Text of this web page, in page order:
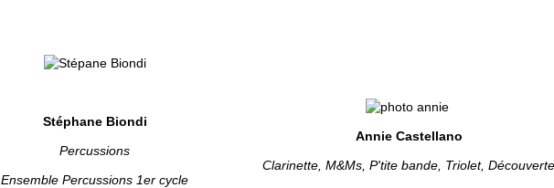
Stéphane Biondi
Percussions
Ensemble Percussions 1er cycle
Annie Castellano
Clarinette, M&Ms, P'tite bande, Triolet, Découverte